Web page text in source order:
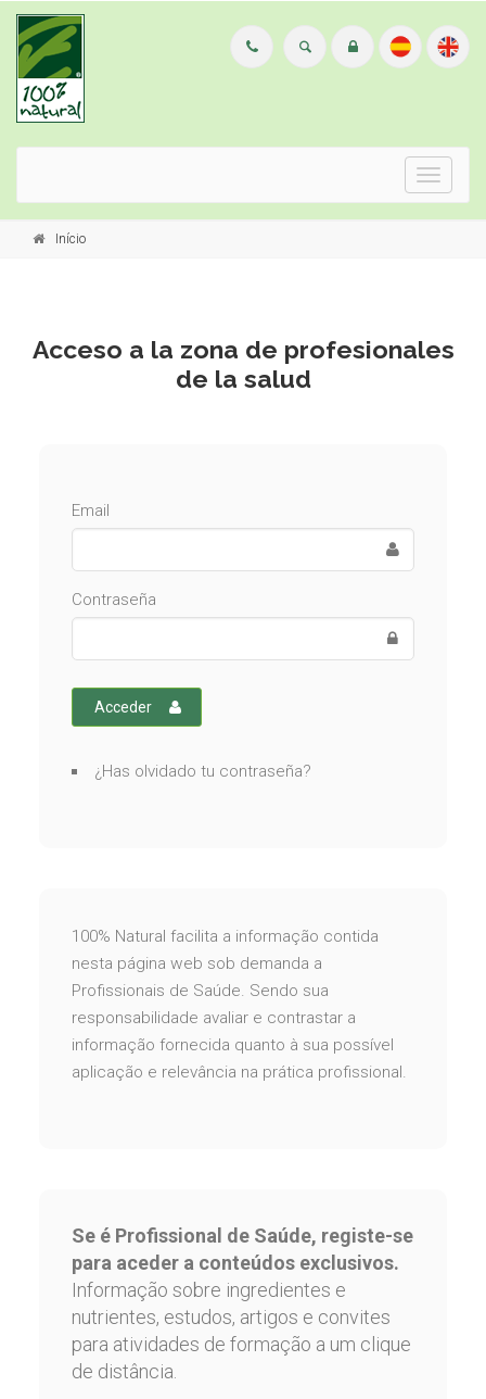
Menu
Início
Acceso a la zona de profesionales
de la salud
Email
Contraseña
Acceder
¿Has olvidado tu contraseña?
100% Natural facilita a informação contida
nesta página web sob demanda a
Profissionais de Saúde. Sendo sua
responsabilidade avaliar e contrastar a
informação fornecida quanto à sua possível
aplicação e relevância na prática profissional.
Se é Profissional de Saúde, registe-se
para aceder a conteúdos exclusivos.
Informação sobre ingredientes e
nutrientes, estudos, artigos e convites
para atividades de formação a um clique
de distância.